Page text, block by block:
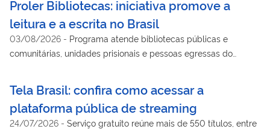
Proler Bibliotecas: iniciativa promove a
leitura e a escrita no Brasil
03/08/2026 - Programa atende bibliotecas públicas e
comunitárias, unidades prisionais e pessoas egressas do
Tela Brasil: confira como acessar a
plataforma pública de streaming
24/07/2026 - Serviço gratuito reúne mais de 550 títulos, entre